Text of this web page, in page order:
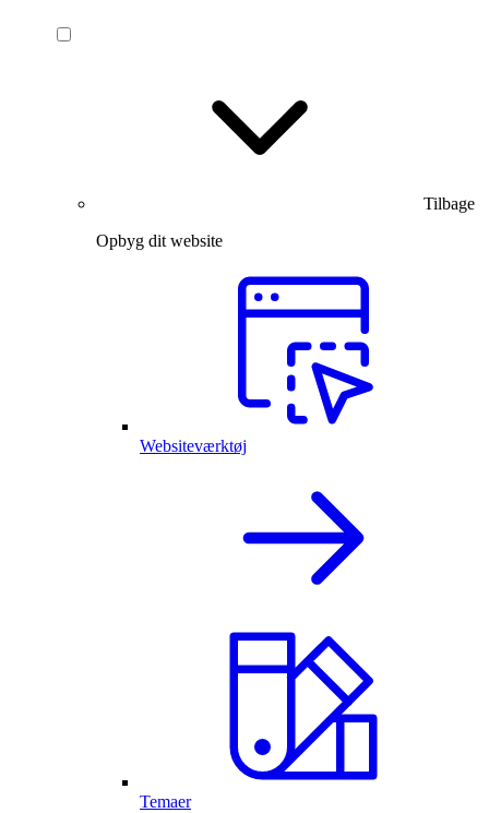
Tilbage
Opbyg dit website
Websiteværktøj
Temaer